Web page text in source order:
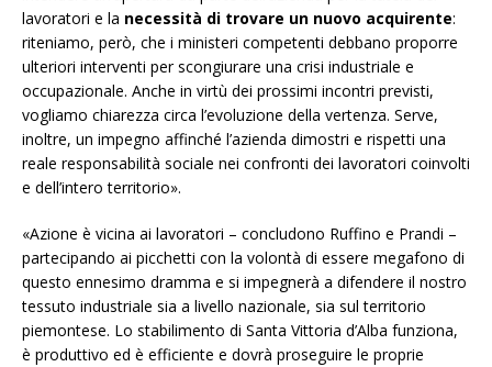
lavoratori e la necessità di trovare un nuovo acquirente:
riteniamo, però, che i ministeri competenti debbano proporre
ulteriori interventi per scongiurare una crisi industriale e
occupazionale. Anche in virtù dei prossimi incontri previsti,
vogliamo chiarezza circa l’evoluzione della vertenza. Serve,
inoltre, un impegno affinché l’azienda dimostri e rispetti una
reale responsabilità sociale nei confronti dei lavoratori coinvolti
e dell’intero territorio».
«Azione è vicina ai lavoratori – concludono Ruffino e Prandi –
partecipando ai picchetti con la volontà di essere megafono di
questo ennesimo dramma e si impegnerà a difendere il nostro
tessuto industriale sia a livello nazionale, sia sul territorio
piemontese. Lo stabilimento di Santa Vittoria d’Alba funziona,
è produttivo ed è efficiente e dovrà proseguire le proprie